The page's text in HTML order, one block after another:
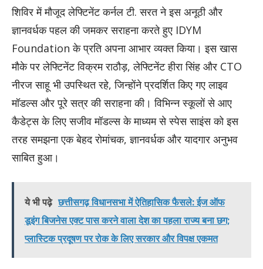
​शिविर में मौजूद लेफ्टिनेंट कर्नल टी. सरत ने इस अनूठी और
ज्ञानवर्धक पहल की जमकर सराहना करते हुए IDYM
Foundation के प्रति अपना आभार व्यक्त किया। इस खास
मौके पर लेफ्टिनेंट विक्रम राठौड़, लेफ्टिनेंट हीरा सिंह और CTO
नीरज साहू भी उपस्थित रहे, जिन्होंने प्रदर्शित किए गए लाइव
मॉडल्स और पूरे सत्र की सराहना की। विभिन्न स्कूलों से आए
कैडेट्स के लिए सजीव मॉडल्स के माध्यम से स्पेस साइंस को इस
तरह समझना एक बेहद रोमांचक, ज्ञानवर्धक और यादगार अनुभव
साबित हुआ।
ये भी पढ़े छत्तीसगढ़ विधानसभा में ऐतिहासिक फैसले: ईज ऑफ
डूइंग बिजनेस एक्ट पास करने वाला देश का पहला राज्य बना छग;
प्लास्टिक प्रदूषण पर रोक के लिए सरकार और विपक्ष एकमत